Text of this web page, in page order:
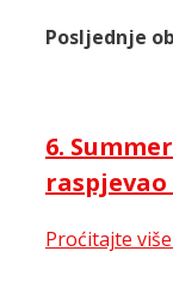
Posljednje
6.
Proćitajte